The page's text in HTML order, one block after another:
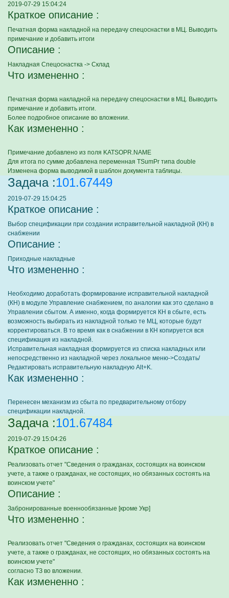
2019-07-29 15:04:24
Краткое описание :
Печатная форма накладной на передачу спецоснастки в МЦ. Выводить
примечание и добавить итоги
Описание :
Накладная Спецоснастка -> Склад
Что измененно :
Печатная форма накладной на передачу спецоснастки в МЦ. Выводить
примечание и добавить итоги.
Более подробное описание во вложении.
Как измененно :
Примечание добавлено из поля KATSOPR.NAME
Для итога по сумме добавлена переменная TSumPr типа double
Изменена форма выводимой в шаблон документа таблицы.
Задача :101.67449
2019-07-29 15:04:25
Краткое описание :
Выбор спецификации при создании исправительной накладной (КН) в
снабжении
Описание :
Приходные накладные
Что измененно :
Необходимо доработать формирование исправительной накладной
(КН) в модуле Управление снабжением, по аналогии как это сделано в
Управлении сбытом. А именно, когда формируется КН в сбыте, есть
возможность выбирать из накладной только те МЦ, которые будут
корректироваться. В то время как в снабжении в КН копируется вся
спецификация из накладной.
Исправительная накладная формируется из списка накладных или
непосредственно из накладной через локальное меню->Создать/
Редактировать исправительную накладную Alt+K.
Как измененно :
Перенесен механизм из сбыта по предварительному отбору
спецификации накладной.
Задача :101.67484
2019-07-29 15:04:26
Краткое описание :
Реализовать отчет "Сведения о гражданах, состоящих на воинском
учете, а также о гражданах, не состоящих, но обязанных состоять на
воинском учете"
Описание :
Забронированные военнообязанные [кроме Укр]
Что измененно :
Реализовать отчет "Сведения о гражданах, состоящих на воинском
учете, а также о гражданах, не состоящих, но обязанных состоять на
воинском учете"
согласно ТЗ во вложении.
Как измененно :